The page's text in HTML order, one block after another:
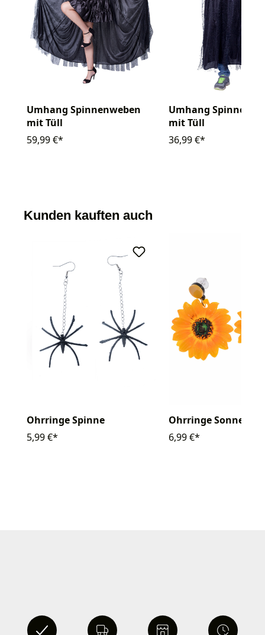
Umhang Spinnenweben
mit Tüll
59,99 €*
Umhang
mit Tüll
36,99 €*
Kunden kauften auch
Ohrringe Spinne
5,99 €*
Ohrringe
6,99 €*